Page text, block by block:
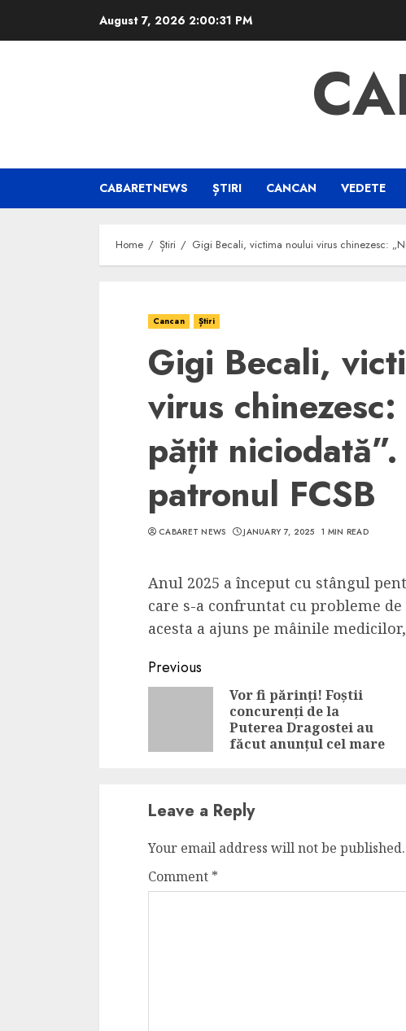
August 7, 2026 2:00:31 PM
CABARETNEWS ȘTIRI CANCAN VEDETE
Home Știri Gigi Becali, victima noului virus chinezesc:
Cancan Știri
Gigi Becali,
virus
pățit
patronul FCSB
CABARET NEWS JANUARY 7, 2025 1 MIN READ
Anul 2025 a început cu stângul
care s-a confruntat cu probleme de
acesta a ajuns pe mâinile
Continue
Reading
Previous
Vor fi părinți! Foștii
concurenți de la
Puterea Dragostei au
făcut anunțul cel mare
Leave a Reply
Your email address will not be published.
Comment *